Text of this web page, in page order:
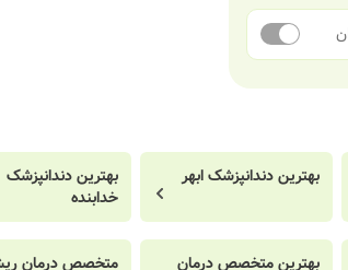
بهترین دندانپزشک ابهر
بهترین دندانپزشک
خدابنده
بهترین متخصص درمان
متخصص درمان